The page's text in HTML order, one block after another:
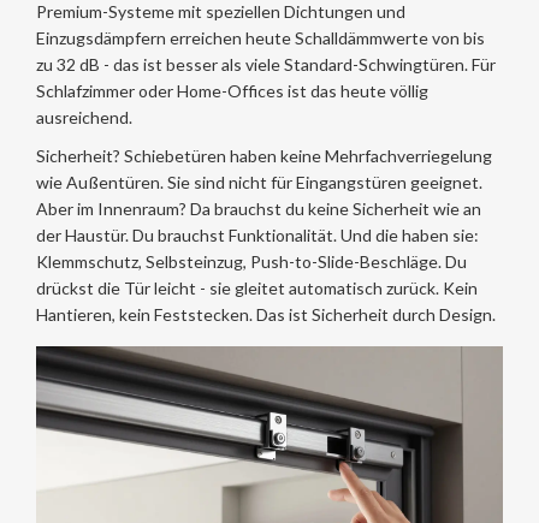
Premium-Systeme mit speziellen Dichtungen und
Einzugsdämpfern erreichen heute Schalldämmwerte von bis
zu 32 dB - das ist besser als viele Standard-Schwingtüren. Für
Schlafzimmer oder Home-Offices ist das heute völlig
ausreichend.
Sicherheit? Schiebetüren haben keine Mehrfachverriegelung
wie Außentüren. Sie sind nicht für Eingangstüren geeignet.
Aber im Innenraum? Da brauchst du keine Sicherheit wie an
der Haustür. Du brauchst Funktionalität. Und die haben sie:
Klemmschutz, Selbsteinzug, Push-to-Slide-Beschläge. Du
drückst die Tür leicht - sie gleitet automatisch zurück. Kein
Hantieren, kein Feststecken. Das ist Sicherheit durch Design.